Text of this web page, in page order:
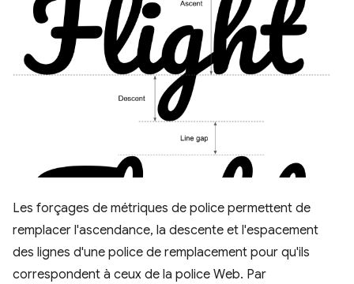
Les forçages de métriques de police permettent de
remplacer l'ascendance, la descente et l'espacement
des lignes d'une police de remplacement pour qu'ils
correspondent à ceux de la police Web. Par